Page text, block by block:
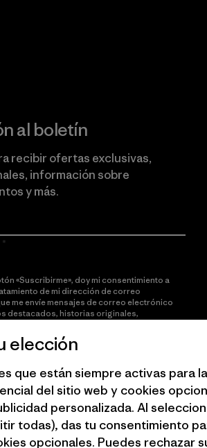
al boletín
recibir ofertas exclusivas,
información sobre
y más.
«Suscribirme», doy mi consentimiento a
de mi dirección de correo
me envíe mensajes de correo electrónico
destacados, historias originales,
de privacidad
elección
que están siempre activas para la
del sitio web y cookies
personalizada. Al
todas), das tu consentimiento
opcionales. Puedes rechazar